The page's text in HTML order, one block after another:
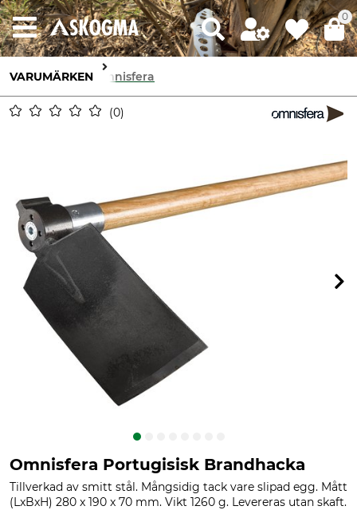
0
VARUMÄRKEN Omnisfera
0
Omnisfera Portugisisk Brandhacka
Tillverkad av smitt stål. Mångsidig tack vare slipad egg. Mått
(LxBxH) 280 x 190 x 70 mm. Vikt 1260 g. Levereras utan skaft.